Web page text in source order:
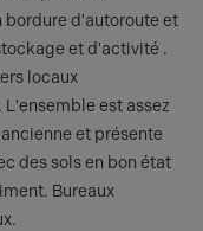
d'autoroute et
et d'activité .
locaux
est assez
et présente
des sols en bon état
Bureaux